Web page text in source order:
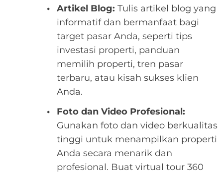
Artikel Blog: Tulis artikel blog yang
informatif dan bermanfaat bagi
target pasar Anda, seperti tips
investasi properti, panduan
memilih properti, tren pasar
terbaru, atau kisah sukses klien
Anda.
Foto dan Video Profesional:
Gunakan foto dan video berkualitas
tinggi untuk menampilkan properti
Anda secara menarik dan
profesional. Buat virtual tour 360